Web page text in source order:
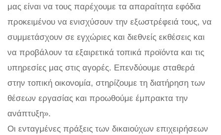
μας είναι να τους παρέχουμε τα απαραίτητα εφόδια
προκειμένου να ενισχύσουν την εξωστρέφειά τους, να
συμμετάσχουν σε εγχώριες και διεθνείς εκθέσεις και
να προβάλουν τα εξαιρετικά τοπικά προϊόντα και τις
υπηρεσίες μας στις αγορές. Επενδύουμε σταθερά
στην τοπική οικονομία, στηρίζουμε τη διατήρηση των
θέσεων εργασίας και προωθούμε έμπρακτα την
ανάπτυξη».
Οι ενταγμένες πράξεις των δικαιούχων επιχειρήσεων